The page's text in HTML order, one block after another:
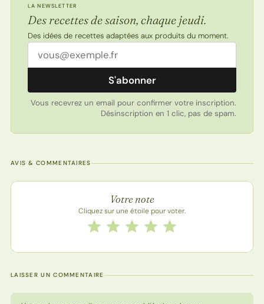
LA NEWSLETTER
Des recettes de saison, chaque jeudi.
Des idées de recettes adaptées aux produits du moment.
Adresse email
S'abonner
Vous recevrez un email pour confirmer votre inscription.
Désinscription en 1 clic, pas de spam.
AVIS & COMMENTAIRES
Note de la recette
Votre note
Cliquez sur une étoile pour voter.
Notez cette recette de 1 à 5 étoiles
5 étoiles
4 étoiles
3 étoiles
2 étoiles
1 étoile
LAISSER UN COMMENTAIRE